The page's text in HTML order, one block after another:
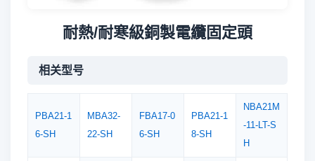
耐熱/耐寒級銅製電纜固定頭
相关型号
PBA21-1
6-SH
MBA32-
22-SH
FBA17-0
6-SH
PBA21-1
8-SH
NBA21M
-11-LT-S
H